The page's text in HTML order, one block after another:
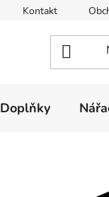
Kontakt
Doplňky